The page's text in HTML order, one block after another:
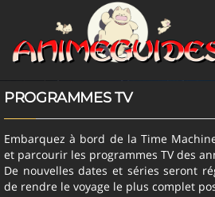
PROGRAMMES TV
Embarquez à bord de la Time
et parcourir les programmes TV des
De nouvelles dates et séries seront
de rendre le voyage le plus complet
Panneau de gestion des cookies